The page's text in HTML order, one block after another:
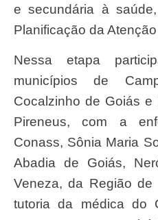
e secundária à
Planificação da
Nessa etapa participarão da tutoria os
municípios de
Cocalzinho de Goiás e
Pireneus, com a
Conass, Sônia Maria
Abadia de Goiás,
Veneza, da Região
tutoria da médica do